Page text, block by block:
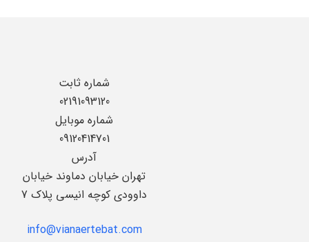
شماره ثابت
02191093120
شماره موبایل
09120414701
آدرس
تهران خیابان دماوند خیابان
داوودی کوچه انیسی پلاک 7
info@vianaertebat.com